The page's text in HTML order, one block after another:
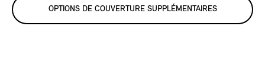
OPTIONS DE COUVERTURE SUPPLÉMENTAIRES